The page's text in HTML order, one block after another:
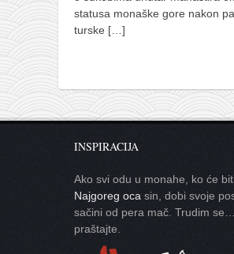
statusa monaške gore nakon
turske […]
INSPIRACIJA
Ako svi odu u monahe, ko će
Najgoreg oca sin, dobi svoje
sačini od pera mač. Trudim se…
praštajte.